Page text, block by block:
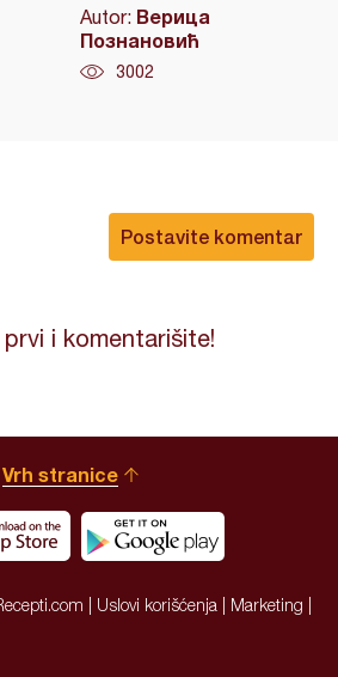
Autor: Верица
Познановић
3002
Postavite komentar
i komentarišite!
Vrh stranice
| Uslovi korišćenja Marketing